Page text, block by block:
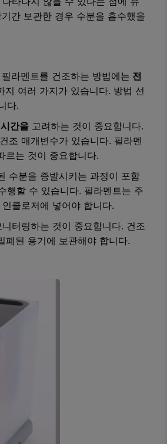
간 보관한 경우 수분을 흡수했을
라멘트를 건조하는 방법에는 전
여러 가지가 있습니다. 방법 선
다.
간을 고려하는 것이 중요합니다.
조 매개변수가 있습니다. 필라멘
르는 것이 중요합니다.
수분을 증발시키는 과정이 포함
행할 수 있습니다. 필라멘트는 주
클로저에 넣어야 합니다.
터링하는 것이 중요합니다. 건조
폐된 용기에 보관해야 합니다.